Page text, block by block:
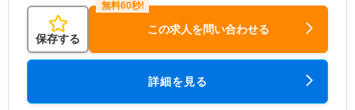
保存する
この求人を問い合わせる
詳細を見る